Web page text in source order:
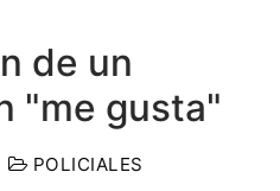
de un
"me gusta"
POLICIALES